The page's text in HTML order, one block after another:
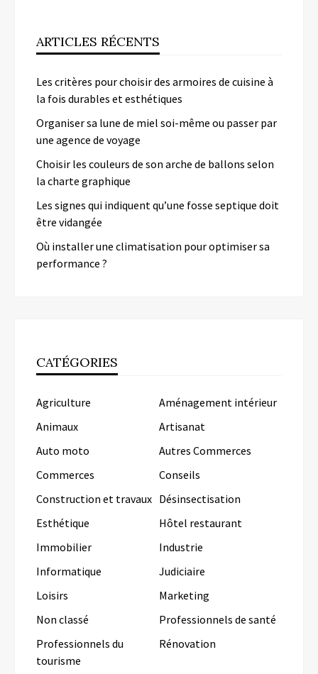
ARTICLES RÉCENTS
Les critères pour choisir des armoires de cuisine à
la fois durables et esthétiques
Organiser sa lune de miel soi-même ou passer par
une agence de voyage
Choisir les couleurs de son arche de ballons selon
la charte graphique
Les signes qui indiquent qu’une fosse septique doit
être vidangée
Où installer une climatisation pour optimiser sa
performance ?
CATÉGORIES
Agriculture
Aménagement intérieur
Animaux
Artisanat
Auto moto
Autres Commerces
Commerces
Conseils
Construction et travaux Désinsectisation
Esthétique
Hôtel restaurant
Immobilier
Industrie
Informatique
Judiciaire
Loisirs
Marketing
Non classé
Professionnels de santé
Professionnels du
tourisme
Rénovation